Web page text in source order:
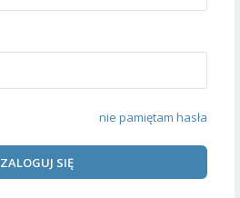
nie pamiętam hasła
ZALOGUJ SIĘ